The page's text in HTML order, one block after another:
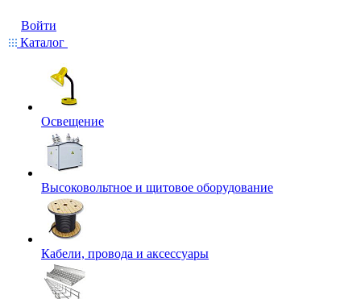
Войти
Каталог
Освещение
Высоковольтное и щитовое оборудование
Кабели, провода и аксессуары